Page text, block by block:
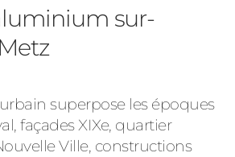
sur-
superpose les époques
façades XIXe, quartier
Ville, constructions